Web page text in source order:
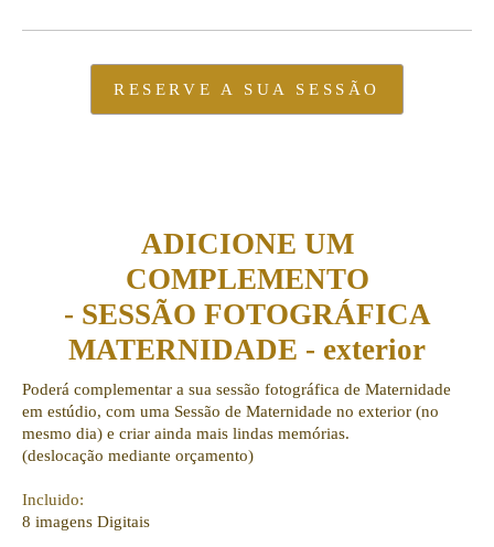
RESERVE A SUA SESSÃO
ADICIONE UM
COMPLEMENTO
- SESSÃO FOTOGRÁFICA
MATERNIDADE - exterior
Poderá complementar a sua sessão fotográfica de Maternidade
em estúdio, com uma Sessão de Maternidade no exterior (no
mesmo dia) e criar ainda mais lindas memórias.
(deslocação mediante orçamento)
Incluido:
8 imagens Digitais